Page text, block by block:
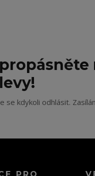
se kdykoli odhlásit.
PRO